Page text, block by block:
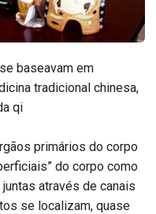
baseavam em
tradicional chinesa,
qi
primários do corpo
do corpo como
através de canais
se localizam, quase